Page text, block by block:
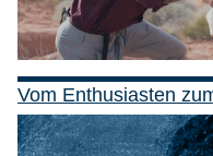
Vom Enthusiasten